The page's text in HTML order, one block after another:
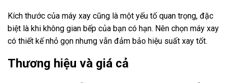
Kích thước của máy xay cũng là một yếu tố quan trọng, đặc
biệt là khi không gian bếp của bạn có hạn. Nên chọn máy xay
có thiết kế nhỏ gọn nhưng vẫn đảm bảo hiệu suất xay tốt.
Thương hiệu và giá cả